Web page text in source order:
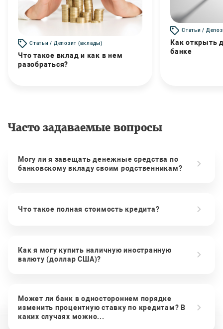
Статьи / Депозит (вклады)
Что такое вклад и как в нем
разобраться?
Статьи /
Как открыть
банке
Часто задаваемые вопросы
Могу ли я завещать денежные средства по
банковскому вкладу своим родственникам?
Что такое полная стоимость кредита?
Как я могу купить наличную иностранную
валюту (доллар США)?
Может ли банк в одностороннем порядке
изменить процентную ставку по кредитам? В
каких случаях можно...